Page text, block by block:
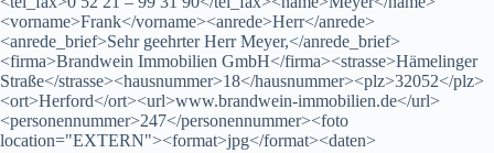
<vorname>Frank</vorname><anrede>Herr</anrede>
<anrede_brief>Sehr geehrter Herr Meyer,</anrede_brief>
<firma>Brandwein Immobilien GmbH</firma><strasse>Hämelinger
Straße</strasse><hausnummer>18</hausnummer><plz>32052</plz>
<ort>Herford</ort><url>www.brandwein-immobilien.de</url>
<personennummer>247</personennummer><foto
location="EXTERN"><format>jpg</format><daten>